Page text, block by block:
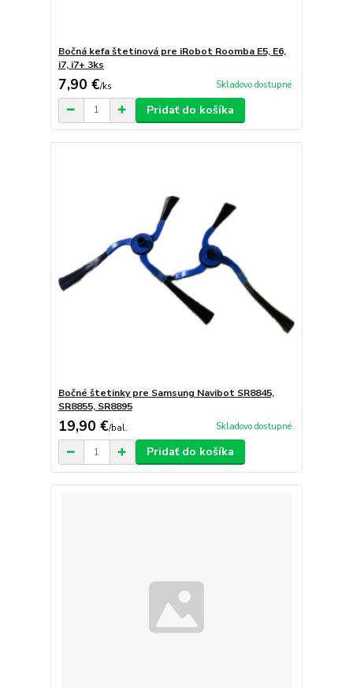
Bočná kefa štetinová pre iRobot Roomba E5, E6,
i7, i7+ 3ks
7,90 €/ks Skladovo dostupné
Pridať do košíka
Bočné štetinky pre Samsung Navibot SR8845,
SR8855, SR8895
19,90 €/bal. Skladovo dostupné
Pridať do košíka